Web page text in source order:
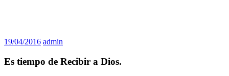
19/04/2016 admin
Es tiempo de Recibir a Dios.